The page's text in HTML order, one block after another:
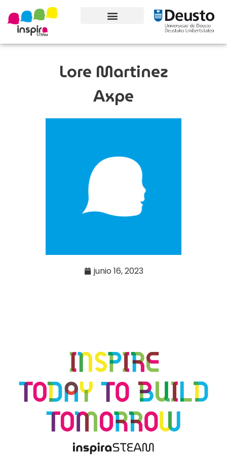
Lore Martinez
Axpe
junio 16, 2023